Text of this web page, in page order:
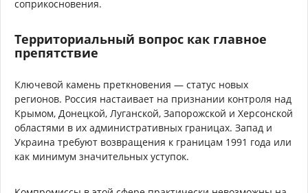
соприкосновения.
Территориальный вопрос как главное
препятствие
Ключевой камень преткновения — статус новых
регионов. Россия настаивает на признании контроля над
Крымом, Донецкой, Луганской, Запорожской и Херсонской
областями в их административных границах. Запад и
Украина требуют возвращения к границам 1991 года или
как минимум значительных уступок.